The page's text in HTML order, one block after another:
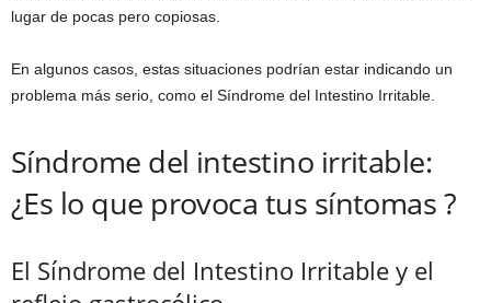
lugar de pocas pero copiosas.
En algunos casos, estas situaciones podrían estar indicando un
problema más serio, como el Síndrome del Intestino Irritable.
Síndrome del intestino irritable:
¿Es lo que provoca tus síntomas ?
El Síndrome del Intestino Irritable y el